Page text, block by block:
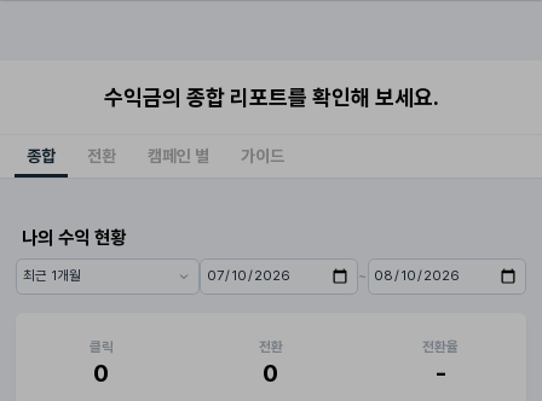
수익금의 종합 리포트를 확인해 보세요.
종합 전환 캠페인 별 가이드
나의 수익 현황
기간 프리셋 시작일 ~
종료일
클릭
0
전환
0
전환율
-